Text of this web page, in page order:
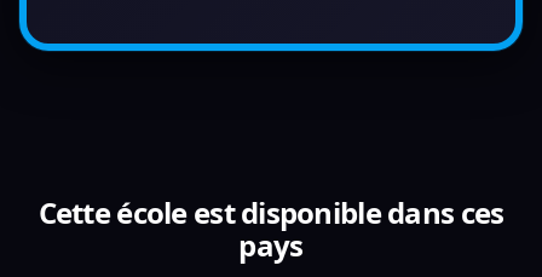
Cette école est disponible dans ces
pays